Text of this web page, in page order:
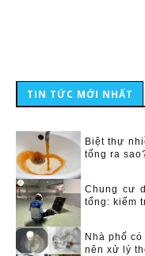
TIN TỨC MỚI NHẤT
Biệt thự
tổng ra
Chung cư
tổng: kiểm
Nhà phố
nên xử lý